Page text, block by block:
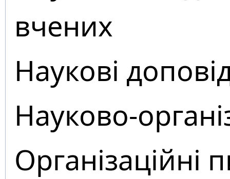
вчених
Наукові
Науково-
Організаційні